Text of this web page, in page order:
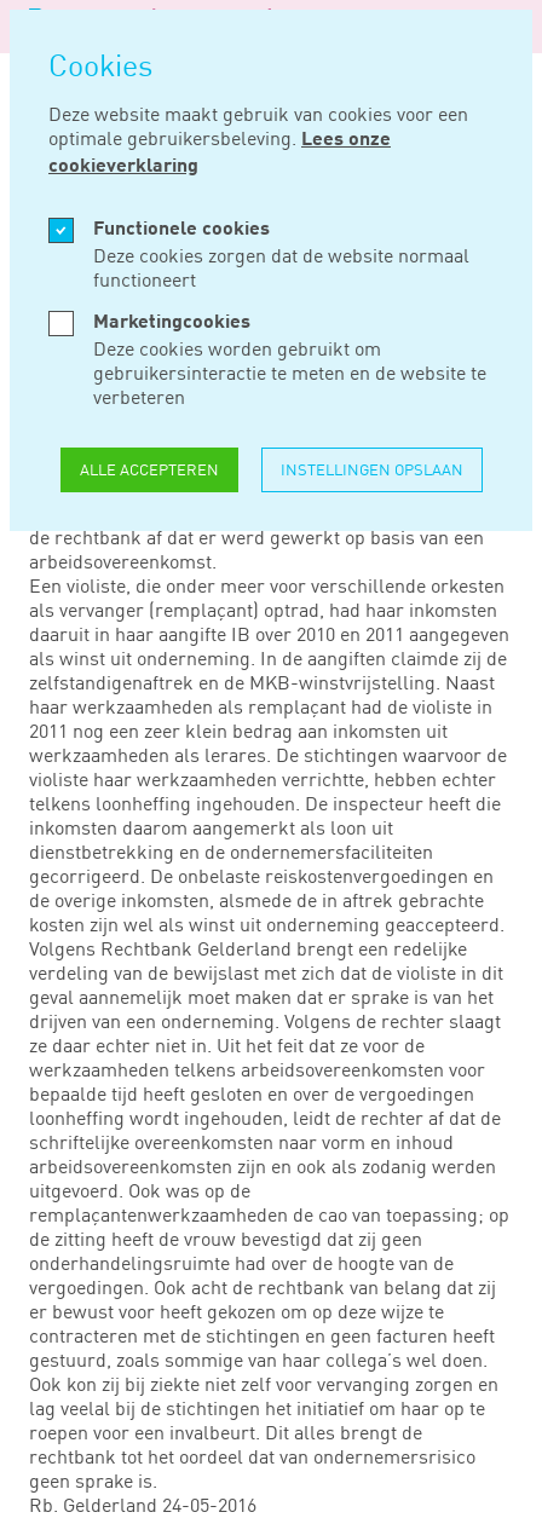
overslaan
Cookies
Deze website maakt gebruik van cookies voor een
optimale gebruikersbeleving. Lees onze
cookieverklaring
Functionele cookies
Deze cookies zorgen dat de website normaal
functioneert
Marketingcookies
Deze cookies worden gebruikt om
gebruikersinteractie te meten en de website te
verbeteren
ALLE ACCEPTEREN INSTELLINGEN OPSLAAN
Logo
Noord
Negentig
Home Nieuws Remplaçant geen ondernemer
JUN 01, 2016
REMPLAÇANT GEEN
ONDERNEMER
een orkestremplaçant niet aangemerkt worden als winst
uit onderneming. Niet alleen was loonheffing
de rechtbank af dat er werd gewerkt op basis van een
arbeidsovereenkomst.
Een violiste, die onder meer voor verschillende orkesten
als vervanger (remplaçant) optrad, had haar inkomsten
daaruit in haar aangifte IB over 2010 en 2011 aangegeven
als winst uit onderneming. In de aangiften claimde zij de
zelfstandigenaftrek en de MKB-winstvrijstelling. Naast
haar werkzaamheden als remplaçant had de violiste in
2011 nog een zeer klein bedrag aan inkomsten uit
werkzaamheden als lerares. De stichtingen waarvoor de
violiste haar werkzaamheden verrichtte, hebben echter
telkens loonheffing ingehouden. De inspecteur heeft die
inkomsten daarom aangemerkt als loon uit
dienstbetrekking en de ondernemersfaciliteiten
gecorrigeerd. De onbelaste reiskostenvergoedingen en
de overige inkomsten, alsmede de in aftrek gebrachte
kosten zijn wel als winst uit onderneming geaccepteerd.
Volgens Rechtbank Gelderland brengt een redelijke
verdeling van de bewijslast met zich dat de violiste in dit
geval aannemelijk moet maken dat er sprake is van het
drijven van een onderneming. Volgens de rechter slaagt
ze daar echter niet in. Uit het feit dat ze voor de
werkzaamheden telkens arbeidsovereenkomsten voor
bepaalde tijd heeft gesloten en over de vergoedingen
loonheffing wordt ingehouden, leidt de rechter af dat de
schriftelijke overeenkomsten naar vorm en inhoud
arbeidsovereenkomsten zijn en ook als zodanig werden
uitgevoerd. Ook was op de
remplaçantenwerkzaamheden de cao van toepassing; op
de zitting heeft de vrouw bevestigd dat zij geen
onderhandelingsruimte had over de hoogte van de
vergoedingen. Ook acht de rechtbank van belang dat zij
er bewust voor heeft gekozen om op deze wijze te
contracteren met de stichtingen en geen facturen heeft
gestuurd, zoals sommige van haar collega’s wel doen.
Ook kon zij bij ziekte niet zelf voor vervanging zorgen en
lag veelal bij de stichtingen het initiatief om haar op te
roepen voor een invalbeurt. Dit alles brengt de
rechtbank tot het oordeel dat van ondernemersrisico
geen sprake is.
Rb. Gelderland 24-05-2016